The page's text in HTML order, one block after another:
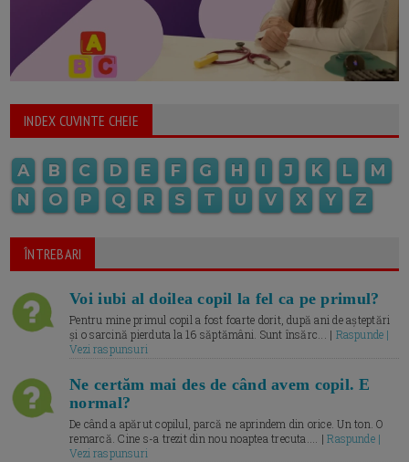
INDEX CUVINTE CHEIE
A B C D E F G H I J K L
M
N
O P Q R S T U V X Y Z
ÎNTREBARI
Voi iubi al doilea copil la fel ca pe primul?
Pentru mine primul copil a fost foarte dorit, după ani de așteptări
și o sarcină pierduta la 16 săptămâni. Sunt însărc... | Raspunde |
Vezi raspunsuri
Ne certăm mai des de când avem copil. E
normal?
De când a apărut copilul, parcă ne aprindem din orice. Un ton. O
remarcă. Cine s-a trezit din nou noaptea trecuta.... |Raspunde |
Vezi raspunsuri